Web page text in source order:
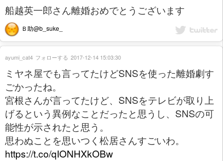
船越英一郎さん離婚おめでとうございます
Ｂ助@b_suke_
ミヤネ屋でも言ってたけどSNSを使った離婚劇す
ごかったね。
宮根さんが言ってたけど、SNSをテレビが取り上
げるという異例なことだったと思うし、SNSの可
能性が示されたと思う。
思わぬことを思いつく松居さんすごいわ。
https://t.co/qIONHXkOBw
ayumi_cat4 フォローする 2017-12-14 15:03:30